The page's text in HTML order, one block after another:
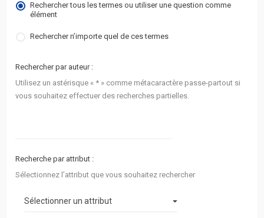
L’équipe
Rechercher tous les termes ou utiliser une question comme
élément
Rechercher n’importe quel de ces termes
Rechercher par auteur :
Utilisez un astérisque « * » comme métacaractère passe-partout si
vous souhaitez effectuer des recherches partielles.
Recherche par attribut :
Sélectionnez l’attribut que vous souhaitez rechercher